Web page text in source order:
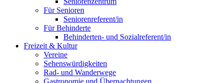
Für Senioren
Seniorenreferent/in
Für Behinderte
Behinderten- und Sozialreferent/in
Freizeit & Kultur
Vereine
Sehenswürdigkeiten
Rad- und Wanderwege
Gastronomie und Übernachtungen